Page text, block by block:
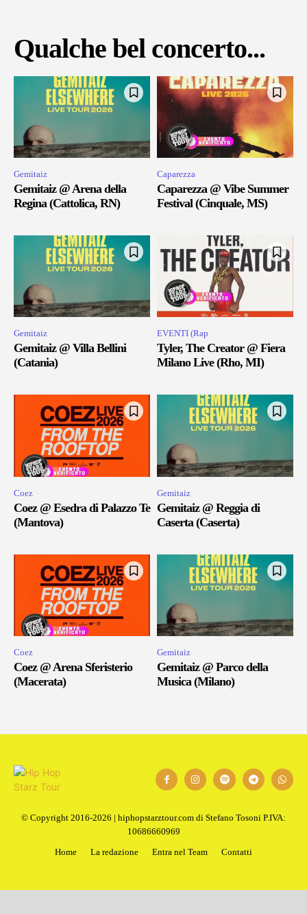
Qualche bel concerto...
Gemitaiz
Gemitaiz @ Arena della
Regina (Cattolica, RN)
Caparezza
Caparezza @ Vibe Summer
Festival (Cinquale, MS)
Gemitaiz
Gemitaiz @ Villa Bellini
(Catania)
EVENTI (Rap
Tyler, The Creator @ Fiera
Milano Live (Rho, MI)
Coez
Coez @ Esedra di Palazzo Te
(Mantova)
Gemitaiz
Gemitaiz @ Reggia di
Caserta (Caserta)
Coez
Coez @ Arena Sferisterio
(Macerata)
Gemitaiz
Gemitaiz @ Parco della
Musica (Milano)
© Copyright 2016-2026 | hiphopstarztour.com di Stefano Tosoni P.IVA:
10686660969
Home
La redazione Entra nel Team Contatti